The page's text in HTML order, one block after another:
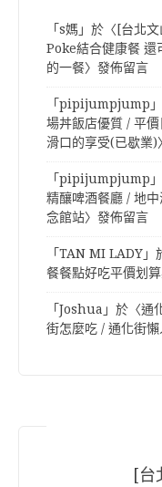
「s媽 」於〈 [台北
Poke結合健康餐 還
的一餐〉發佈留言
「pipijumpjump
場丼飯店優質 / 平
滑口的享受(已歇業)
「pipijumpjump
精釀啤酒餐廳 / 地
念館站〉發佈留言
「TAN MI LADY」
餐餐點好吃平價划
「Joshua 」於〈通
街怎麼吃 / 通化街
[台